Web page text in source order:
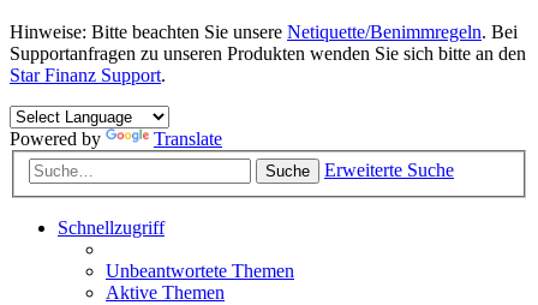
Hinweise: Bitte beachten Sie unsere Netiquette/Benimmregeln. Bei
Supportanfragen zu unseren Produkten wenden Sie sich bitte an den
Star Finanz Support.
Powered by Translate
Suche Erweiterte Suche
Schnellzugriff
Unbeantwortete Themen
Aktive Themen